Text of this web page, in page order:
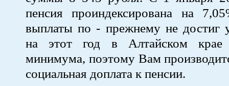
пенсия проиндексирована на
выплаты по - прежнему не достиг
на этот год в Алтайском крае
минимума, поэтому Вам
социальная доплата к пенсии.